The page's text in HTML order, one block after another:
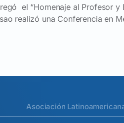
el “Homenaje al Profesor
realizó una Conferencia en
Asociación